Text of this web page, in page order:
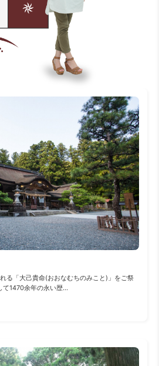
る「大己貴命(おおなむちのみこと)」をご祭
て1470余年の永い歴...